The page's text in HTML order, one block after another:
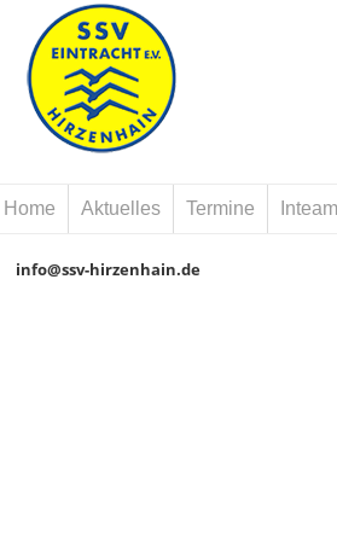
Springen
Menü
Zum
Springen
Home Aktuelles Termine Inteam
info@ssv-hirzenhain.de